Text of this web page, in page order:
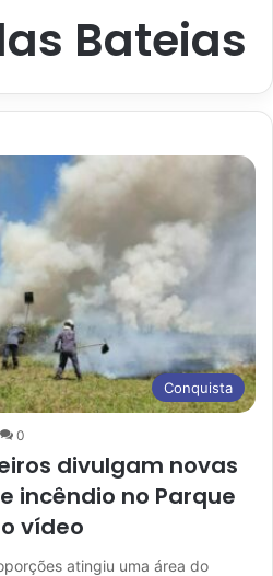
Bateias
Conquista
0
divulgam novas
incêndio no Parque
vídeo
atingiu uma área do